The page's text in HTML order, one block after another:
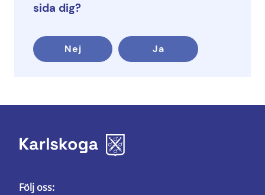
sida dig?
Nej Ja
Följ oss: